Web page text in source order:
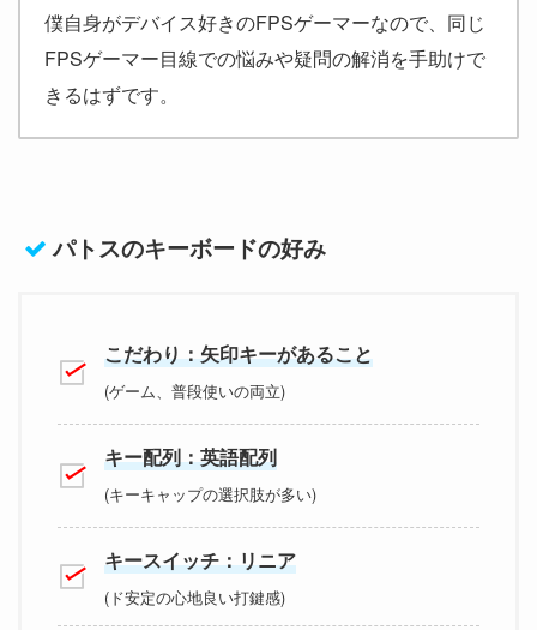
僕自身がデバイス好きのFPSゲーマーなので、同じ
FPSゲーマー目線での悩みや疑問の解消を手助けで
きるはずです。
パトスのキーボードの好み
こだわり：矢印キーがあること
(ゲーム、普段使いの両立)
キー配列：英語配列
(キーキャップの選択肢が多い)
キースイッチ：リニア
(ド安定の心地良い打鍵感)